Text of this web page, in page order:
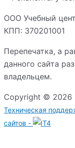
ООО Учебный
КПП: 370201001
Перепечатка, а
данного сайта
владельцем.
Copyright © 2026
Техническая
Разработка сайтов -